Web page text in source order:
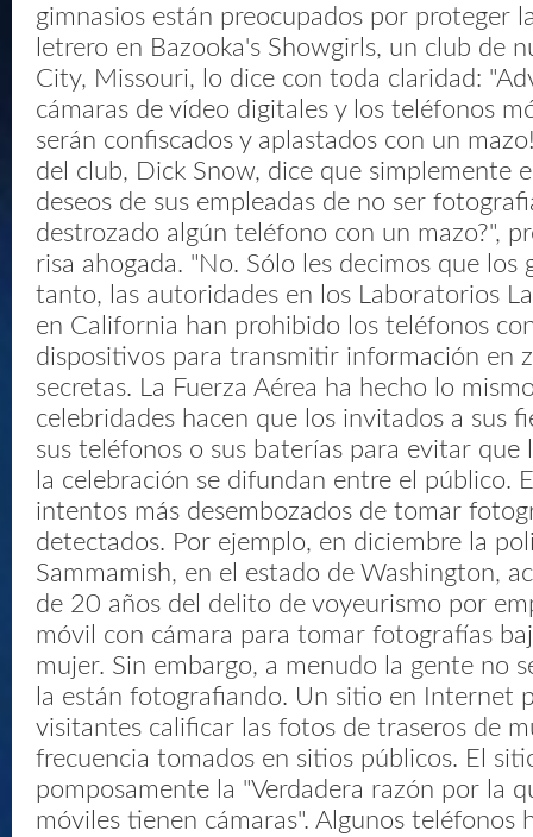
gimnasios están preocupados por proteger
letrero en Bazooka's Showgirls, un club de
City, Missouri, lo dice con toda claridad:
cámaras de vídeo digitales y los teléfonos
serán confiscados y aplastados con un
del club, Dick Snow, dice que simplemente
deseos de sus empleadas de no ser
destrozado algún teléfono con un mazo?",
risa ahogada. "No. Sólo les decimos que los
tanto, las autoridades en los Laboratorios
en California han prohibido los teléfonos
dispositivos para transmitir información en
secretas. La Fuerza Aérea ha hecho lo
celebridades hacen que los invitados a sus
sus teléfonos o sus baterías para evitar que
la celebración se difundan entre el público.
intentos más desembozados de tomar
detectados. Por ejemplo, en diciembre la
Sammamish, en el estado de Washington,
de 20 años del delito de voyeurismo por
móvil con cámara para tomar fotografías
mujer. Sin embargo, a menudo la gente no
la están fotografiando. Un sitio en Internet
visitantes calificar las fotos de traseros de
frecuencia tomados en sitios públicos. El
pomposamente la "Verdadera razón por la
móviles tienen cámaras". Algunos teléfonos